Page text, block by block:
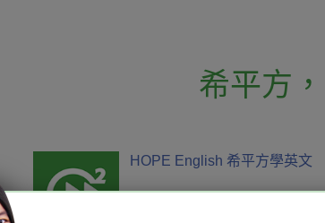
希平方 ，
HOPE English 希平方學英文